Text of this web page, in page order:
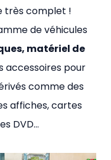
très complet !
de véhicules
matériel de
accessoires pour
comme des
affiches, cartes
DVD…